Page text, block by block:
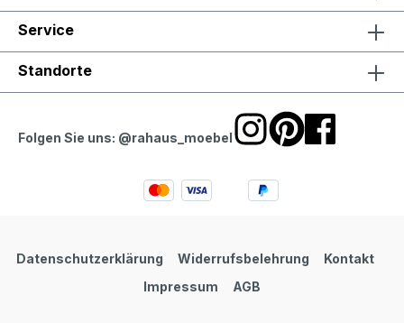
Service
Standorte
Folgen Sie uns: @rahaus_moebel
Datenschutzerklärung Widerrufsbelehrung
Kontakt
Impressum
AGB